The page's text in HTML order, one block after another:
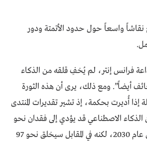
نقاشاً واسعاً حول حدود الأتمتة ودور
فرانس إنتر، لم يُخفِ قلقه من الذكاء
أيضاً”. ومع ذلك، يرى أن هذه الثورة
إذا أُديرت بحكمة، إذ تشير تقديرات المنتدى
الذكاء الاصطناعي قد يؤدي إلى فقدان نحو
85 مليون وظيفة بحلول عام 2030، لكنه في المقابل سيخلق نحو 97